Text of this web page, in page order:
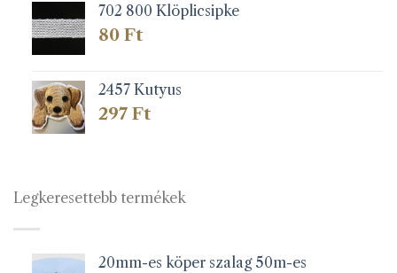
702 800 Klöplicsipke
80 Ft
2457 Kutyus
297 Ft
Legkeresettebb termékek
20mm-es köper szalag 50m-es